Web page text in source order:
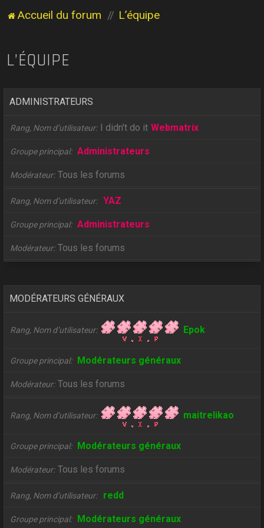
Accueil du forum L’équipe
L’ÉQUIPE
ADMINISTRATEURS
Rang, Nom d’utilisateur I didn't do it Webmatrix
Groupe principal Administrateurs
Modérateur Tous les forums
Rang, Nom d’utilisateur YAZ
Groupe principal Administrateurs
Modérateur Tous les forums
MODÉRATEURS GÉNÉRAUX
Rang, Nom d’utilisateur Epok
Groupe principal Modérateurs généraux
Modérateur Tous les forums
Rang, Nom d’utilisateur maitrelikao
Groupe principal Modérateurs généraux
Modérateur Tous les forums
Rang, Nom d’utilisateur redd
Groupe principal Modérateurs généraux